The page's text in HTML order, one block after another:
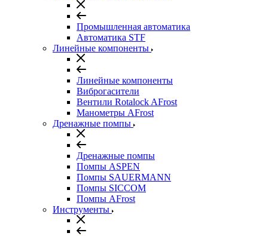
Промышленная автоматика
Автоматика STF
Линейные компоненты
Линейные компоненты
Виброгасители
Вентили Rotalock AFrost
Манометры AFrost
Дренажные помпы
Дренажные помпы
Помпы ASPEN
Помпы SAUERMANN
Помпы SICCOM
Помпы AFrost
Инструменты